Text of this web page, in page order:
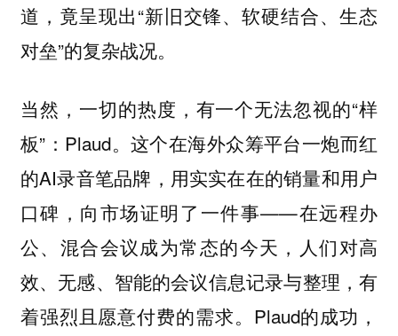
道，竟呈现出“新旧交锋、软硬结合、生态
对垒”的复杂战况。
当然，一切的热度，有一个无法忽视的“样
板”：Plaud。这个在海外众筹平台一炮而红
的AI录音笔品牌，用实实在在的销量和用户
口碑，向市场证明了一件事——在远程办
公、混合会议成为常态的今天，人们对高
效、无感、智能的会议信息记录与整理，有
着强烈且愿意付费的需求。Plaud的成功，